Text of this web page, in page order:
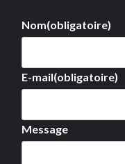
Nom(obligatoire)
E-mail(obligatoire)
Message